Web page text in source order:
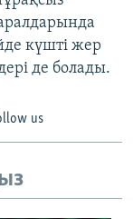
күшті жер
де болады.
us